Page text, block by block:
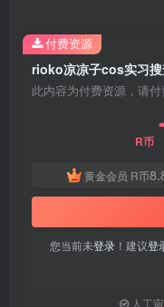
此内容为付费资源，请
R币
黄金会员 R币
您当前未登录 ！建议登
人工
付费资源